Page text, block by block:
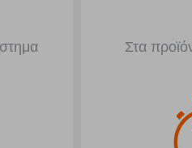
Στα